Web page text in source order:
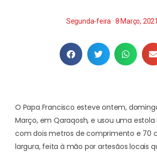
Segunda-feira · 8 Março, 2021
O Papa Francisco esteve ontem,
Março, em Qaraqosh, e usou uma
com dois metros de comprimento e 70
largura, feita à mão por artesãos locais